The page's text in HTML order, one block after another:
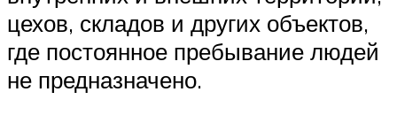
цехов, складов и других объектов,
где постоянное пребывание людей
не предназначено.